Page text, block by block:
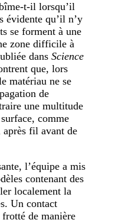
t-il lorsqu’il
évidente qu’il n’y
se forment à une
zone difficile à
dans Science
que, lors
matériau ne se
de
une multitude
comme
fil avant de
l’équipe a mis
contenant des
localement la
Un contact
de manière